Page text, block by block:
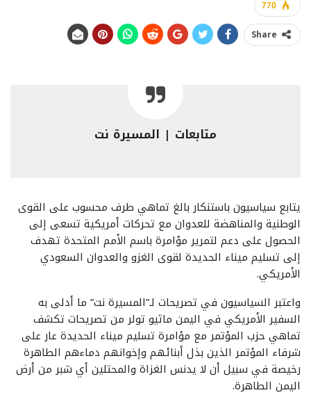
770
Share
متابعات | المسيرة نت
يتابع سياسيون باستنكار بالغ تماهي طرف محسوب على القوى
الوطنية والمناهضة للعدوان مع تحركات أمريكية تسعى إلى
الحصول على دعم لتمرير مؤامرة باسم الأمم المتحدة تهدف
إلى تسليم ميناء الحديدة لقوى الغزو والعدوان السعودي
الأمريكي.
واعتبر السياسيون في تصريحات لـ”المسيرة نت” ما أدلى به
السفير الأمريكي في اليمن ماثيو تولر من تصريحات تكشف
تماهي حزب المؤتمر مع مؤامرة تسليم ميناء الحديدة عار على
شرفاء المؤتمر الذين بذل أبنائهم وإخوانهم دماءهم الطاهرة
رخيصة في سبيل أن لا يدنس الغزاة والمحتلين أي شبر من أرض
اليمن الطاهرة.